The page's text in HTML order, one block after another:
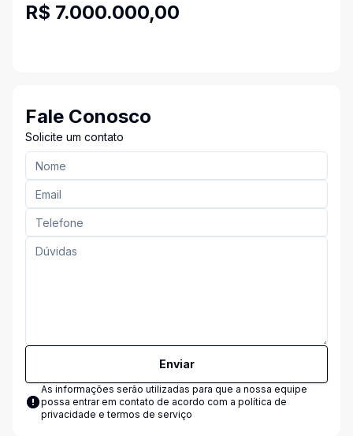
R$ 7.000.000,00
Fale Conosco
Solicite um contato
Enviar
As informações serão utilizadas para que a nossa equipe
possa entrar em contato de acordo com a política de
privacidade e termos de serviço